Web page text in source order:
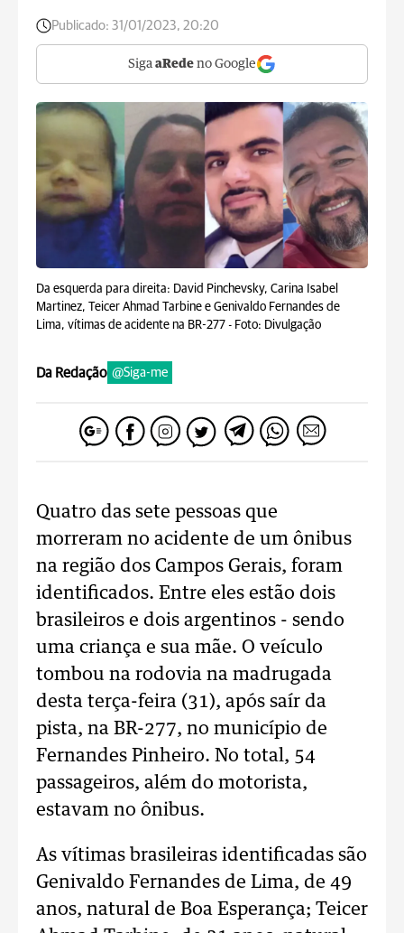
Publicado: 31/01/2023, 20:20
Siga aRede no Google
Da esquerda para direita: David Pinchevsky, Carina Isabel
Martinez, Teicer Ahmad Tarbine e Genivaldo Fernandes de
Lima, vítimas de acidente na BR-277 - Foto: Divulgação
Da Redação @Siga-me
Quatro das sete pessoas que
morreram no acidente de um ônibus
na região dos Campos Gerais, foram
identificados. Entre eles estão dois
brasileiros e dois argentinos - sendo
uma criança e sua mãe. O veículo
tombou na rodovia na madrugada
desta terça-feira (31), após saír da
pista, na BR-277, no município de
Fernandes Pinheiro. No total, 54
passageiros, além do motorista,
estavam no ônibus.
As vítimas brasileiras identificadas são
Genivaldo Fernandes de Lima, de 49
anos, natural de Boa Esperança; Teicer